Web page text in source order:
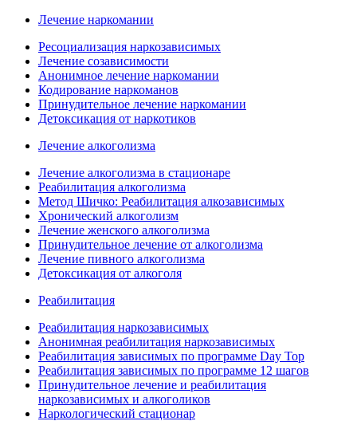
Лечение наркомании
Ресоциализация наркозависимых
Лечение созависимости
Анонимное лечение наркомании
Кодирование наркоманов
Принудительное лечение наркомании
Детоксикация от наркотиков
Лечение алкоголизма
Лечение алкоголизма в стационаре
Реабилитация алкоголизма
Метод Шичко: Реабилитация алкозависимых
Хронический алкоголизм
Лечение женского алкоголизма
Принудительное лечение от алкоголизма
Лечение пивного алкоголизма
Детоксикация от алкоголя
Реабилитация
Реабилитация наркозависимых
Анонимная реабилитация наркозависимых
Реабилитация зависимых по программе Day Top
Реабилитация зависимых по программе 12 шагов
Принудительное лечение и реабилитация
наркозависимых и алкоголиков
Наркологический стационар